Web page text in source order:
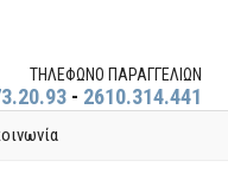
ΤΗΛΕΦΩΝΟ ΠΑΡΑΓΓΕΛΙΩΝ
- 2610.314.441